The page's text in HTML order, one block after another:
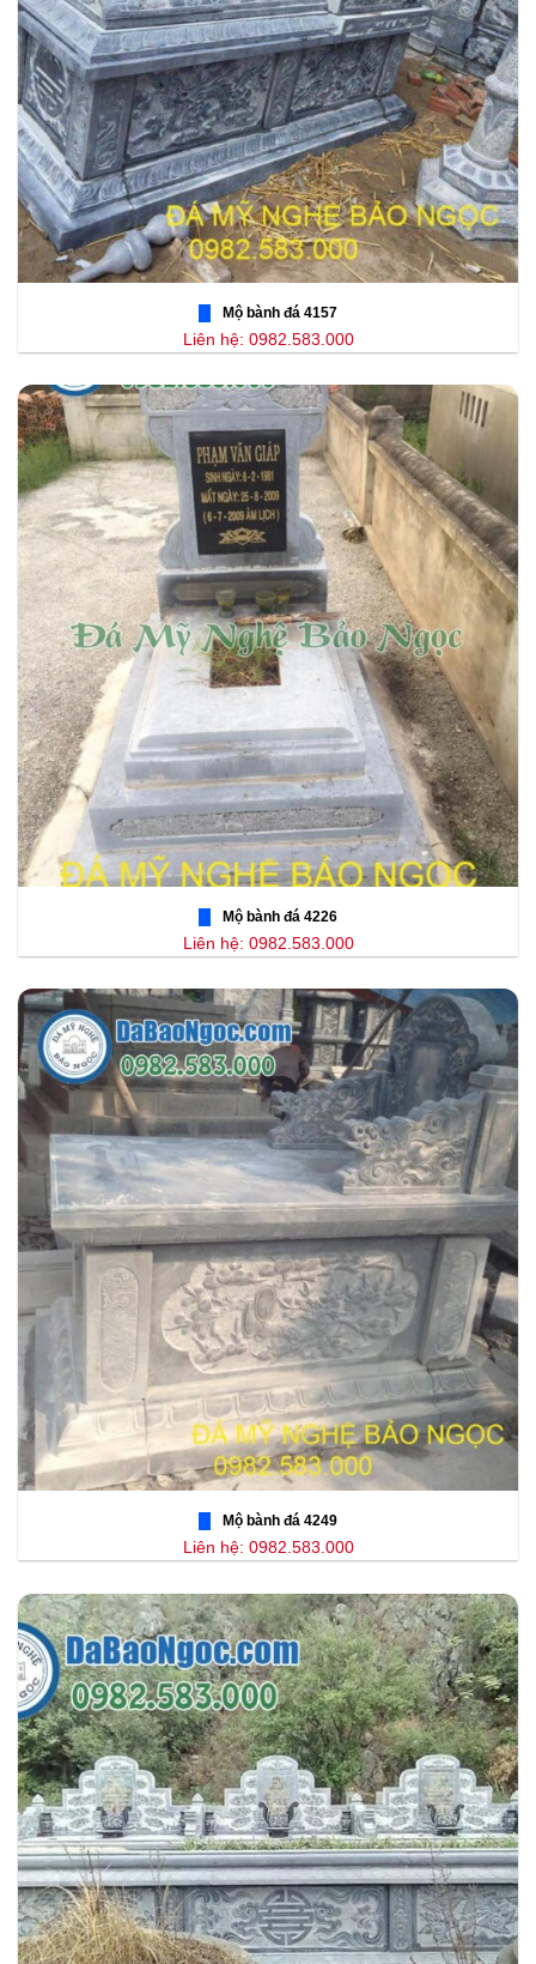
Mộ bành đá 4157
Liên hệ: 0982.583.000
Mộ bành đá 4226
Liên hệ: 0982.583.000
Mộ bành đá 4249
Liên hệ: 0982.583.000